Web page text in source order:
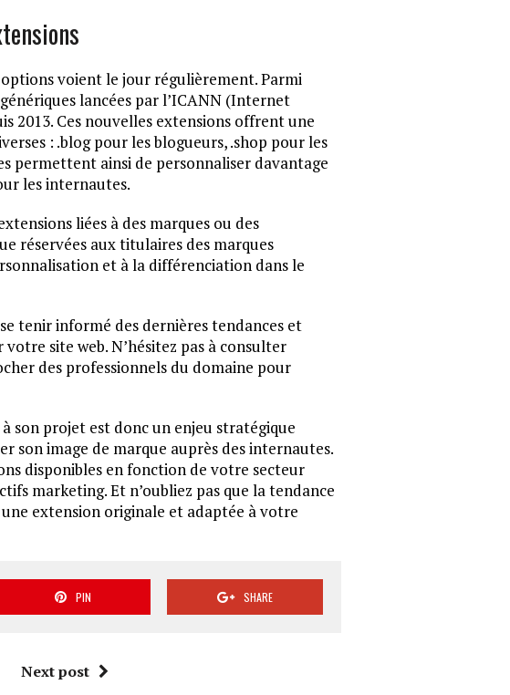
voient le jour régulièrement. Parmi
lancées par l’ICANN (Internet
2013. Ces nouvelles extensions offrent une
: .blog pour les blogueurs, .shop pour les
permettent ainsi de personnaliser davantage
les internautes.
liées à des marques ou des
réservées aux titulaires des marques
et à la différenciation dans le
tenir informé des dernières tendances et
site web. N’hésitez pas à consulter
des professionnels du domaine pour
son projet est donc un enjeu stratégique
son image de marque auprès des internautes.
disponibles en fonction de votre secteur
marketing. Et n’oubliez pas que la tendance
extension originale et adaptée à votre
PIN SHARE
Next post